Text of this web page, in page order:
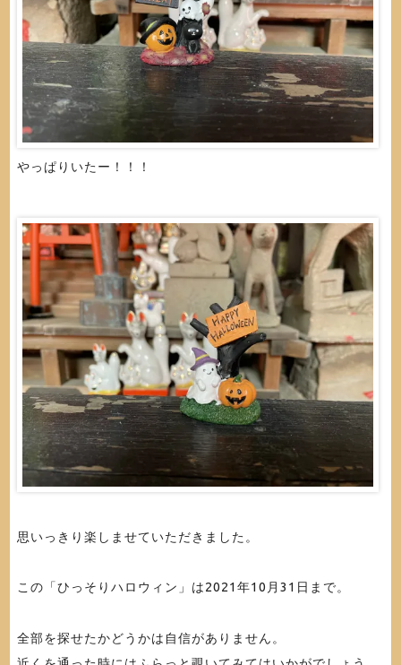
やっぱりいたー！！！
思いっきり楽しませていただきました。
この「ひっそりハロウィン」は2021年10月31日まで。
全部を探せたかどうかは自信がありません。